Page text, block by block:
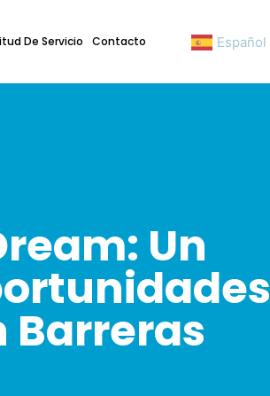
De Servicio Contacto Español
Un
Barreras